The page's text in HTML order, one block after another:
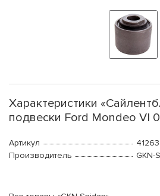
Характеристики
подвески Ford Mondeo VI
Артикул
Производитель
GKN-